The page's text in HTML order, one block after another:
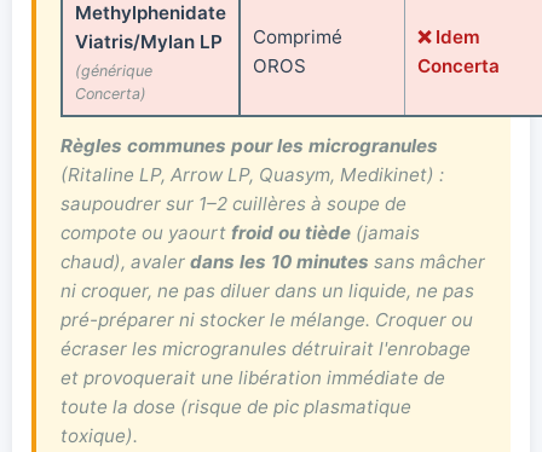
Methylphenidate
Viatris/Mylan LP
(générique
Concerta)
Comprimé
OROS
❌ Idem
Concerta
Règles communes pour les microgranules
(Ritaline LP, Arrow LP, Quasym, Medikinet) :
saupoudrer sur 1–2 cuillères à soupe de
compote ou yaourt froid ou tiède (jamais
chaud), avaler dans les 10 minutes sans mâcher
ni croquer, ne pas diluer dans un liquide, ne pas
pré-préparer ni stocker le mélange. Croquer ou
écraser les microgranules détruirait l'enrobage
et provoquerait une libération immédiate de
toute la dose (risque de pic plasmatique
toxique).